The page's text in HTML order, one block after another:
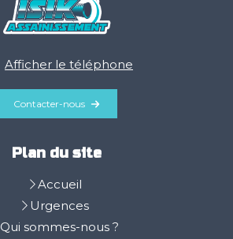
Afficher le téléphone
Contacter-nous
Plan du site
Accueil
Urgences
Qui sommes-nous ?